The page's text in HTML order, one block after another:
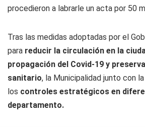
procedieron a labrarle un acta por 50
Tras las medidas adoptadas por el
para reducir la circulación en la
propagación del Covid-19 y
sanitario, la Municipalidad junto con
los controles estratégicos en
departamento.